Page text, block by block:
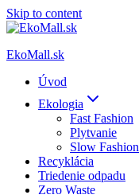
Skip to content
EkoMall.sk
Úvod
Ekologia
Fast Fashion
Plytvanie
Slow Fashion
Recyklácia
Triedenie odpadu
Zero Waste